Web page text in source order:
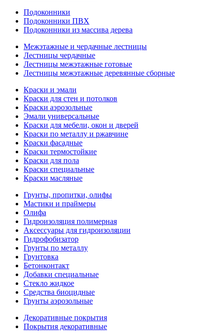
Подоконники
Подоконники ПВХ
Подоконники из массива дерева
Межэтажные и чердачные лестницы
Лестницы чердачные
Лестницы межэтажные готовые
Лестницы межэтажные деревянные сборные
Краски и эмали
Краски для стен и потолков
Краски аэрозольные
Эмали универсальные
Краски для мебели, окон и дверей
Краски по металлу и ржавчине
Краски фасадные
Краски термостойкие
Краски для пола
Краски специальные
Краски масляные
Грунты, пропитки, олифы
Мастики и праймеры
Олифа
Гидроизоляция полимерная
Аксессуары для гидроизоляции
Гидрофобизатор
Грунты по металлу
Грунтовка
Бетонконтакт
Добавки специальные
Стекло жидкое
Средства биоцидные
Грунты аэрозольные
Декоративные покрытия
Покрытия декоративные